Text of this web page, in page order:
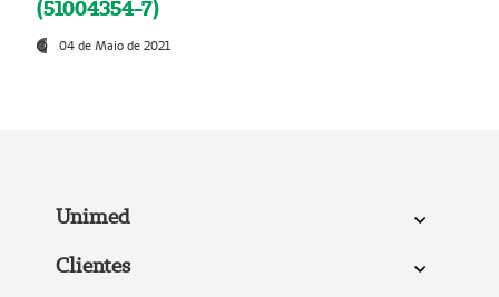
(51004354-7)
04 de Maio de 2021
Unimed
Clientes